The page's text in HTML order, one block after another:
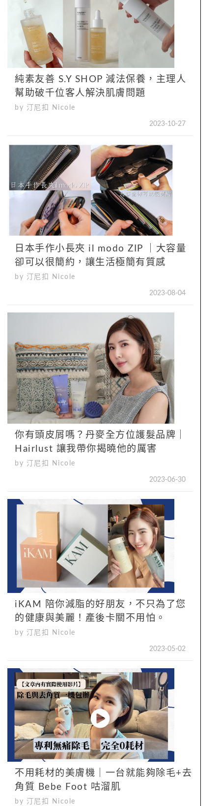
純素友善 S.Y SHOP 減法保養，主理人
幫助破千位客人解決肌膚問題
by 汀尼扣 Nicole
2023-10-27
日本手作小長夾 il modo ZIP ｜大容量
卻可以很簡約，讓生活極簡有質感
by 汀尼扣 Nicole
2023-08-04
你有頭皮屑嗎？丹麥全方位護髮品牌｜
Hairlust 讓我帶你揭曉他的厲害
by 汀尼扣 Nicole
2023-06-30
iKAM 陪你減脂的好朋友，不只為了您
的健康與美麗！產後卡關不用怕。
by 汀尼扣 Nicole
2023-05-02
不用耗材的美膚機｜一台就能夠除毛+去
角質 Bebe Foot 咕溜肌
by 汀尼扣 Nicole